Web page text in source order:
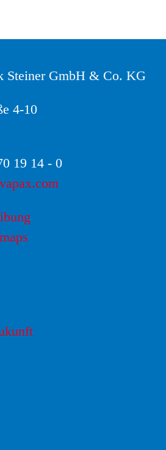
Steiner GmbH & Co. KG
4-10
19 14 - 0